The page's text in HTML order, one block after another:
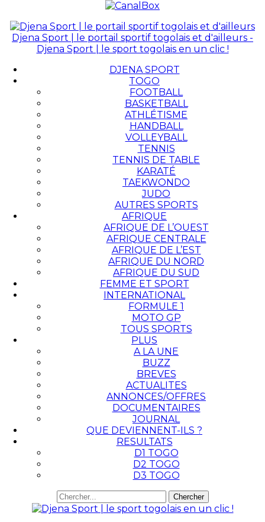
Djena Sport | le portail sportif togolais et d'ailleurs -
Djena Sport | le sport togolais en un clic !
DJENA SPORT
TOGO
FOOTBALL
BASKETBALL
ATHLÉTISME
HANDBALL
VOLLEYBALL
TENNIS
TENNIS DE TABLE
KARATÉ
TAEKWONDO
JUDO
AUTRES SPORTS
AFRIQUE
AFRIQUE DE L’OUEST
AFRIQUE CENTRALE
AFRIQUE DE L’EST
AFRIQUE DU NORD
AFRIQUE DU SUD
FEMME ET SPORT
INTERNATIONAL
FORMULE 1
MOTO GP
TOUS SPORTS
PLUS
A LA UNE
BUZZ
BREVES
ACTUALITES
ANNONCES/OFFRES
DOCUMENTAIRES
JOURNAL
QUE DEVIENNENT-ILS ?
RESULTATS
D1 TOGO
D2 TOGO
D3 TOGO